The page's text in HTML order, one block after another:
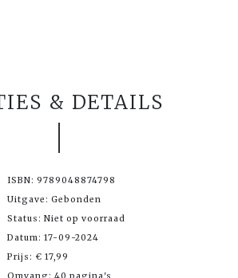
& DETAILS
ISBN: 9789048874798
Uitgave: Gebonden
Status: Niet op voorraad
Datum: 17-09-2024
Prijs: € 17,99